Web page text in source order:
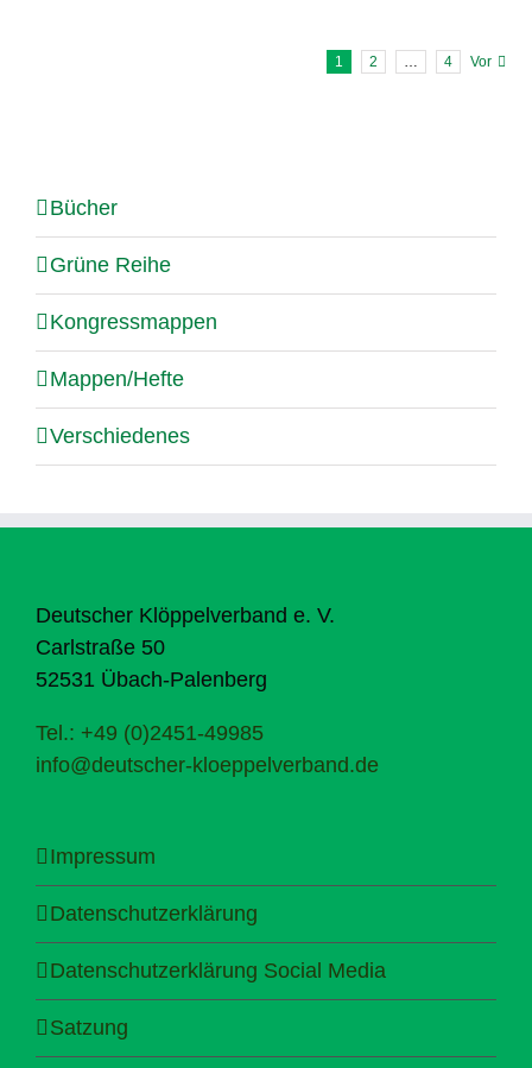
1 2 4 Vor
Bücher
Grüne Reihe
Kongressmappen
Mappen/Hefte
Verschiedenes
Deutscher Klöppelverband e. V.
Carlstraße 50
52531 Übach-Palenberg
Tel.: +49 (0)2451-49985
info@deutscher-kloeppelverband.de
Impressum
Datenschutzerklärung
Datenschutzerklärung Social Media
Satzung